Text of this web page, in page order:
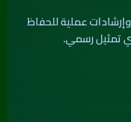
عملية للحفاظ
تمثيل رسمي.